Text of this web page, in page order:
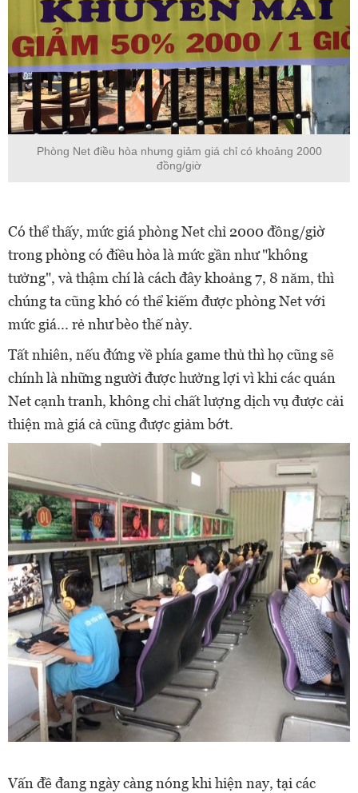
Phòng Net điều hòa nhưng giảm giá chỉ có khoảng 2000
đồng/giờ
Có thể thấy, mức giá phòng Net chỉ 2000 đồng/giờ
trong phòng có điều hòa là mức gần như "không
tưởng", và thậm chí là cách đây khoảng 7, 8 năm, thì
chúng ta cũng khó có thể kiếm được phòng Net với
mức giá... rẻ như bèo thế này.
Tất nhiên, nếu đứng về phía game thủ thì họ cũng sẽ
chính là những người được hưởng lợi vì khi các quán
Net cạnh tranh, không chỉ chất lượng dịch vụ được cải
thiện mà giá cả cũng được giảm bớt.
Vấn đề đang ngày càng nóng khi hiện nay, tại các